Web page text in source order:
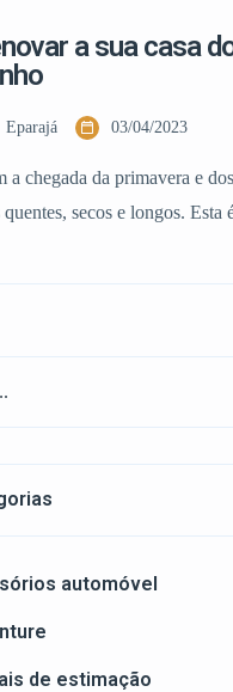
a sua casa
Eparajá 03/04/2023
a chegada da primavera e
quentes, secos e longos. Esta
ambientes estarem com mais
automóvel
de estimação